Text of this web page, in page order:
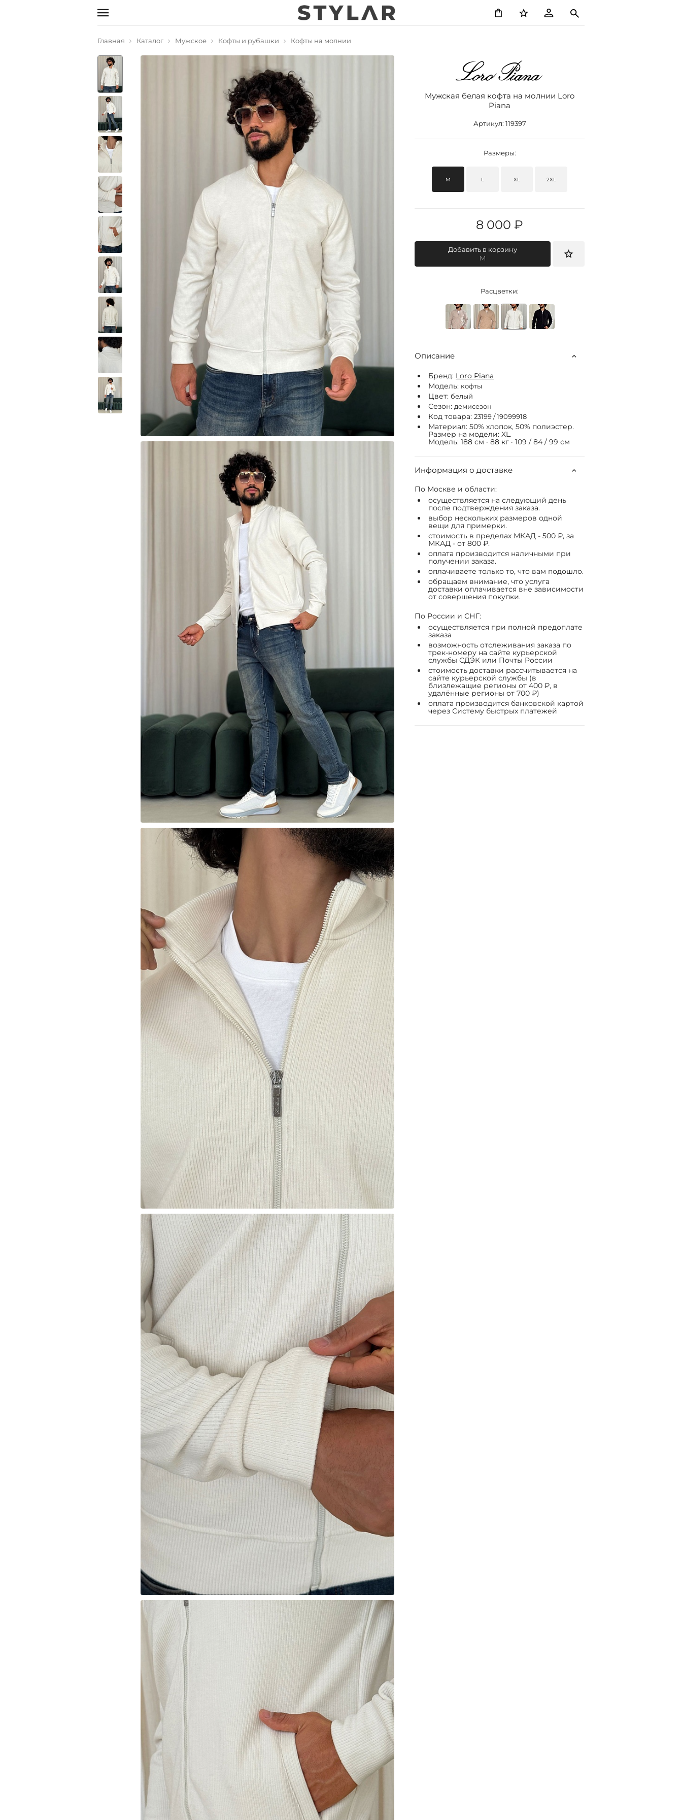
Главная Каталог Мужское Кофты и рубашки Кофты на молнии
Мужская белая кофта на молнии Loro
Piana
Артикул: 119397
Размеры:
M L XL 2XL
8 000 ₽
Добавить в корзину
M
Расцветки:
Описание
Бренд: Loro Piana
Модель: кофты
Цвет: белый
Сезон: демисезон
Код товара: 23199 / 19099918
Материал: 50% хлопок, 50% полиэстер.
Размер на модели: XL.
Модель: 188 см · 88 кг · 109 / 84 / 99 см
Информация о доставке
По Москве и области:
осуществляется на следующий день
после подтверждения заказа.
выбор нескольких размеров одной
вещи для примерки.
стоимость в пределах МКАД - 500 ₽, за
МКАД - от 800 ₽.
оплата производится наличными при
получении заказа.
оплачиваете только то, что вам подошло.
обращаем внимание, что услуга
доставки оплачивается вне зависимости
от совершения покупки.
По России и СНГ:
осуществляется при полной предоплате
заказа
возможность отслеживания заказа по
трек-номеру на сайте курьерской
службы СДЭК или Почты России
стоимость доставки рассчитывается на
сайте курьерской службы (в
близлежащие регионы от 400 ₽, в
удалённые регионы от 700 ₽)
оплата производится банковской картой
через Систему быстрых платежей